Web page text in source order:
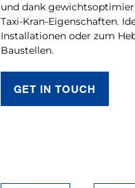
und dank
Taxi-Kran-Eigenschaften.
Installationen oder zum
Baustellen.
GET IN TOUCH